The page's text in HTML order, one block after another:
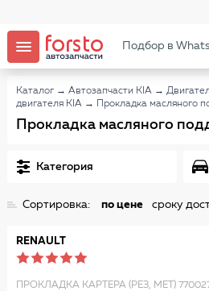
Подбор в
Каталог → Автозапчасти KIA →
двигателя KIA → Прокладка масляного
Прокладка масляного
Категория
Сортировка: по цене сроку
RENAULT
ПРОКЛАДКА КАРТЕРА (РЕЗ, МЕТ)